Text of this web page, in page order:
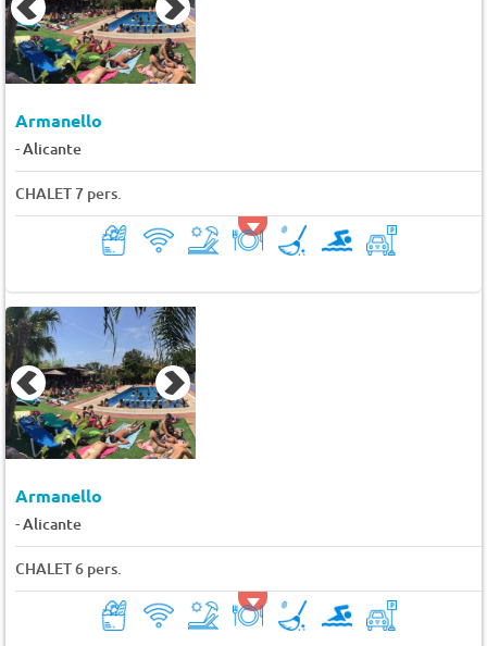
Armanello
-Alicante
CHALET 7 pers.
Armanello
-Alicante
CHALET 6 pers.